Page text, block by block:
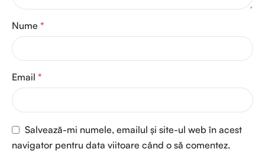
Nume *
Email *
Salvează-mi numele, emailul și site-ul web în acest
navigator pentru data viitoare când o să comentez.